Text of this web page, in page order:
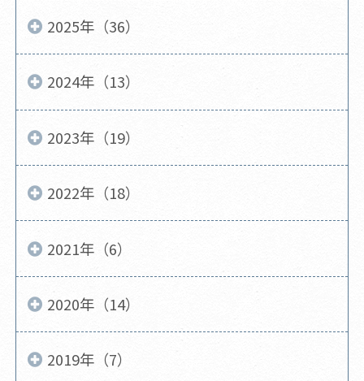
2025年（36）
2024年（13）
2023年（19）
2022年（18）
2021年（6）
2020年（14）
2019年（7）